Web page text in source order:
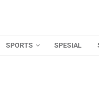
SPORTS SPESIAL